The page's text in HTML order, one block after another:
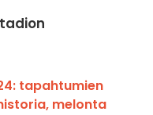
tapahtumien
melonta